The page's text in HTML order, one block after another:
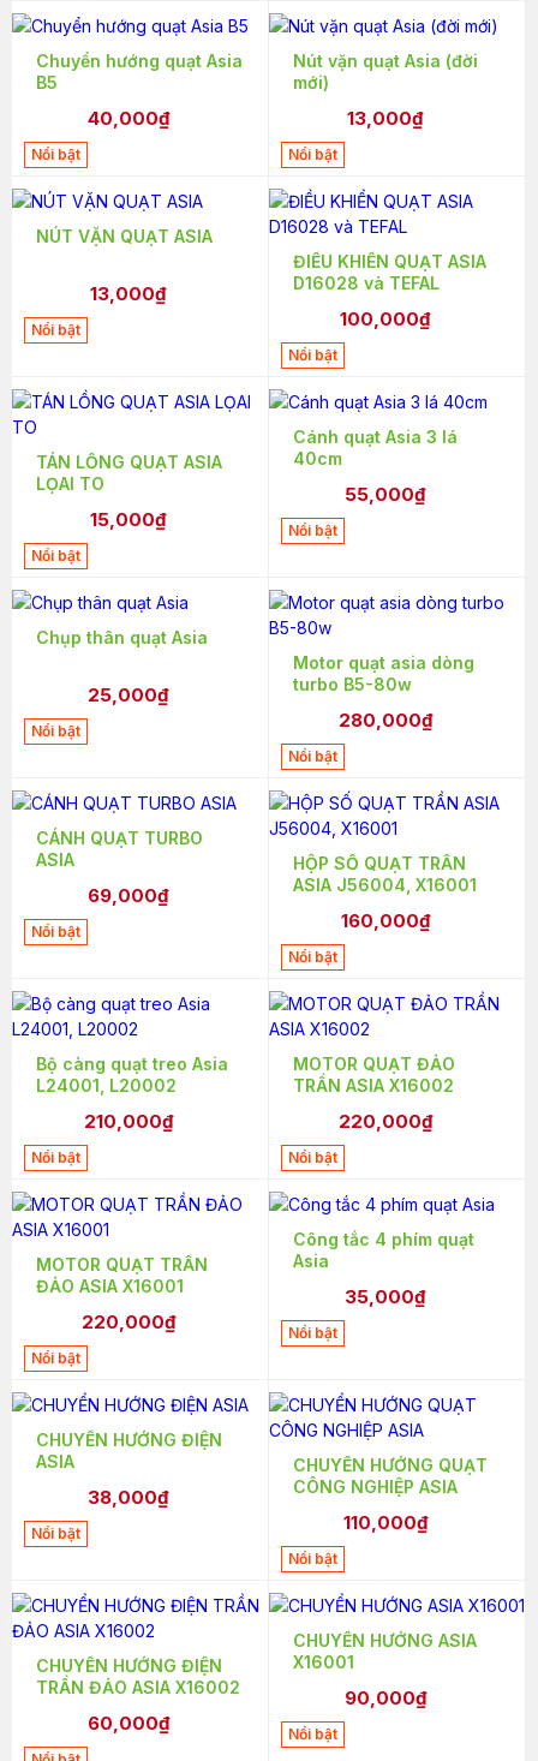
Chuyển hướng quạt Asia
B5
40,000₫
Nổi bật
Nút vặn quạt Asia (đời
mới)
13,000₫
Nổi bật
NÚT VẶN QUẠT ASIA
13,000₫
Nổi bật
ĐIỀU KHIỂN QUẠT ASIA
D16028 và TEFAL
100,000₫
Nổi bật
TÁN LỒNG QUẠT ASIA
LỌAI TO
15,000₫
Nổi bật
Cánh quạt Asia 3 lá
40cm
55,000₫
Nổi bật
Chụp thân quạt Asia
25,000₫
Nổi bật
Motor quạt asia dòng
turbo B5-80w
280,000₫
Nổi bật
CÁNH QUẠT TURBO
ASIA
69,000₫
Nổi bật
HỘP SỐ QUẠT TRẦN
ASIA J56004, X16001
160,000₫
Nổi bật
Bộ càng quạt treo Asia
L24001, L20002
210,000₫
Nổi bật
MOTOR QUẠT ĐẢO
TRẦN ASIA X16002
220,000₫
Nổi bật
MOTOR QUẠT TRẦN
ĐẢO ASIA X16001
220,000₫
Nổi bật
Công tắc 4 phím quạt
Asia
35,000₫
Nổi bật
CHUYỂN HƯỚNG ĐIỆN
ASIA
38,000₫
Nổi bật
CHUYỂN HƯỚNG QUẠT
CÔNG NGHIỆP ASIA
110,000₫
Nổi bật
CHUYỂN HƯỚNG ĐIỆN
TRẦN ĐẢO ASIA X16002
60,000₫
CHUYỂN HƯỚNG ASIA
X16001
90,000₫
Nổi bật